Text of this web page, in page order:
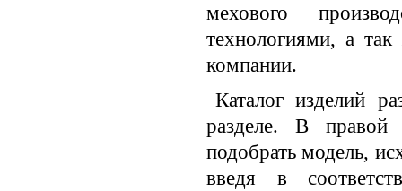
мехового
технологиями, а
компании.
Каталог изделий
разделе. В
подобрать модель,
введя в